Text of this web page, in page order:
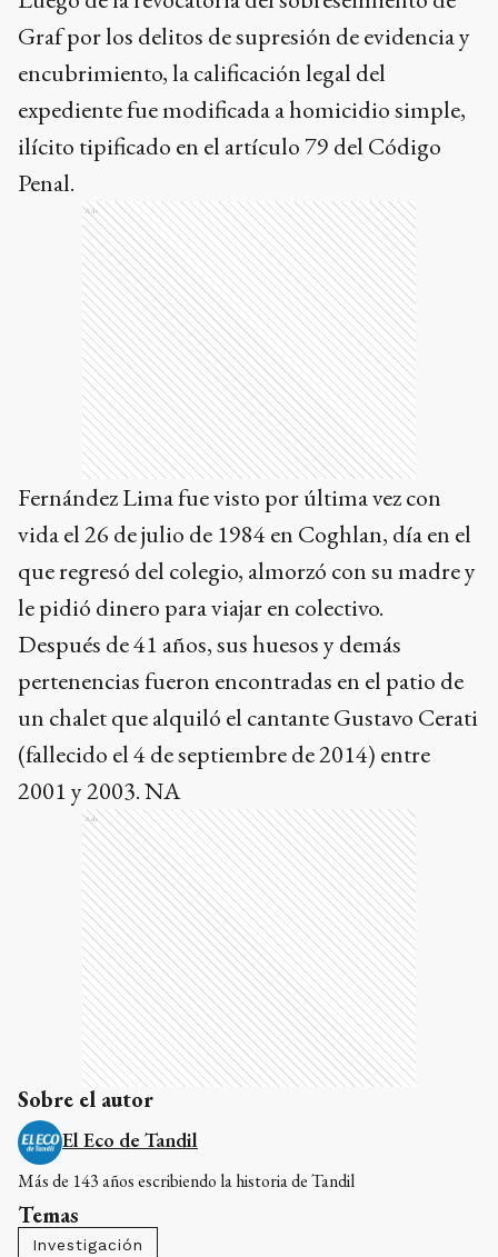
Graf por los delitos de supresión de evidencia y
encubrimiento, la calificación legal del
expediente fue modificada a homicidio simple,
ilícito tipificado en el artículo 79 del Código
Penal.
Ads
Fernández Lima fue visto por última vez con
vida el 26 de julio de 1984 en Coghlan, día en el
que regresó del colegio, almorzó con su madre y
le pidió dinero para viajar en colectivo.
Después de 41 años, sus huesos y demás
pertenencias fueron encontradas en el patio de
un chalet que alquiló el cantante Gustavo Cerati
(fallecido el 4 de septiembre de 2014) entre
2001 y 2003. NA
Ads
Sobre el autor
El Eco de Tandil
Más de 143 años escribiendo la historia de Tandil
Temas
Investigación